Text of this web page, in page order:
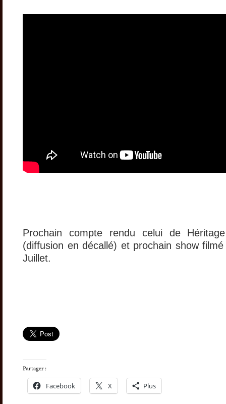
Prochain compte rendu celui de
(diffusion en décallé) et prochain show
Juillet.
Facebook X Plus